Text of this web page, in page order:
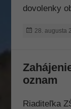
dovolenky
Publikované
28. augusta
oznam
Riaditeľka